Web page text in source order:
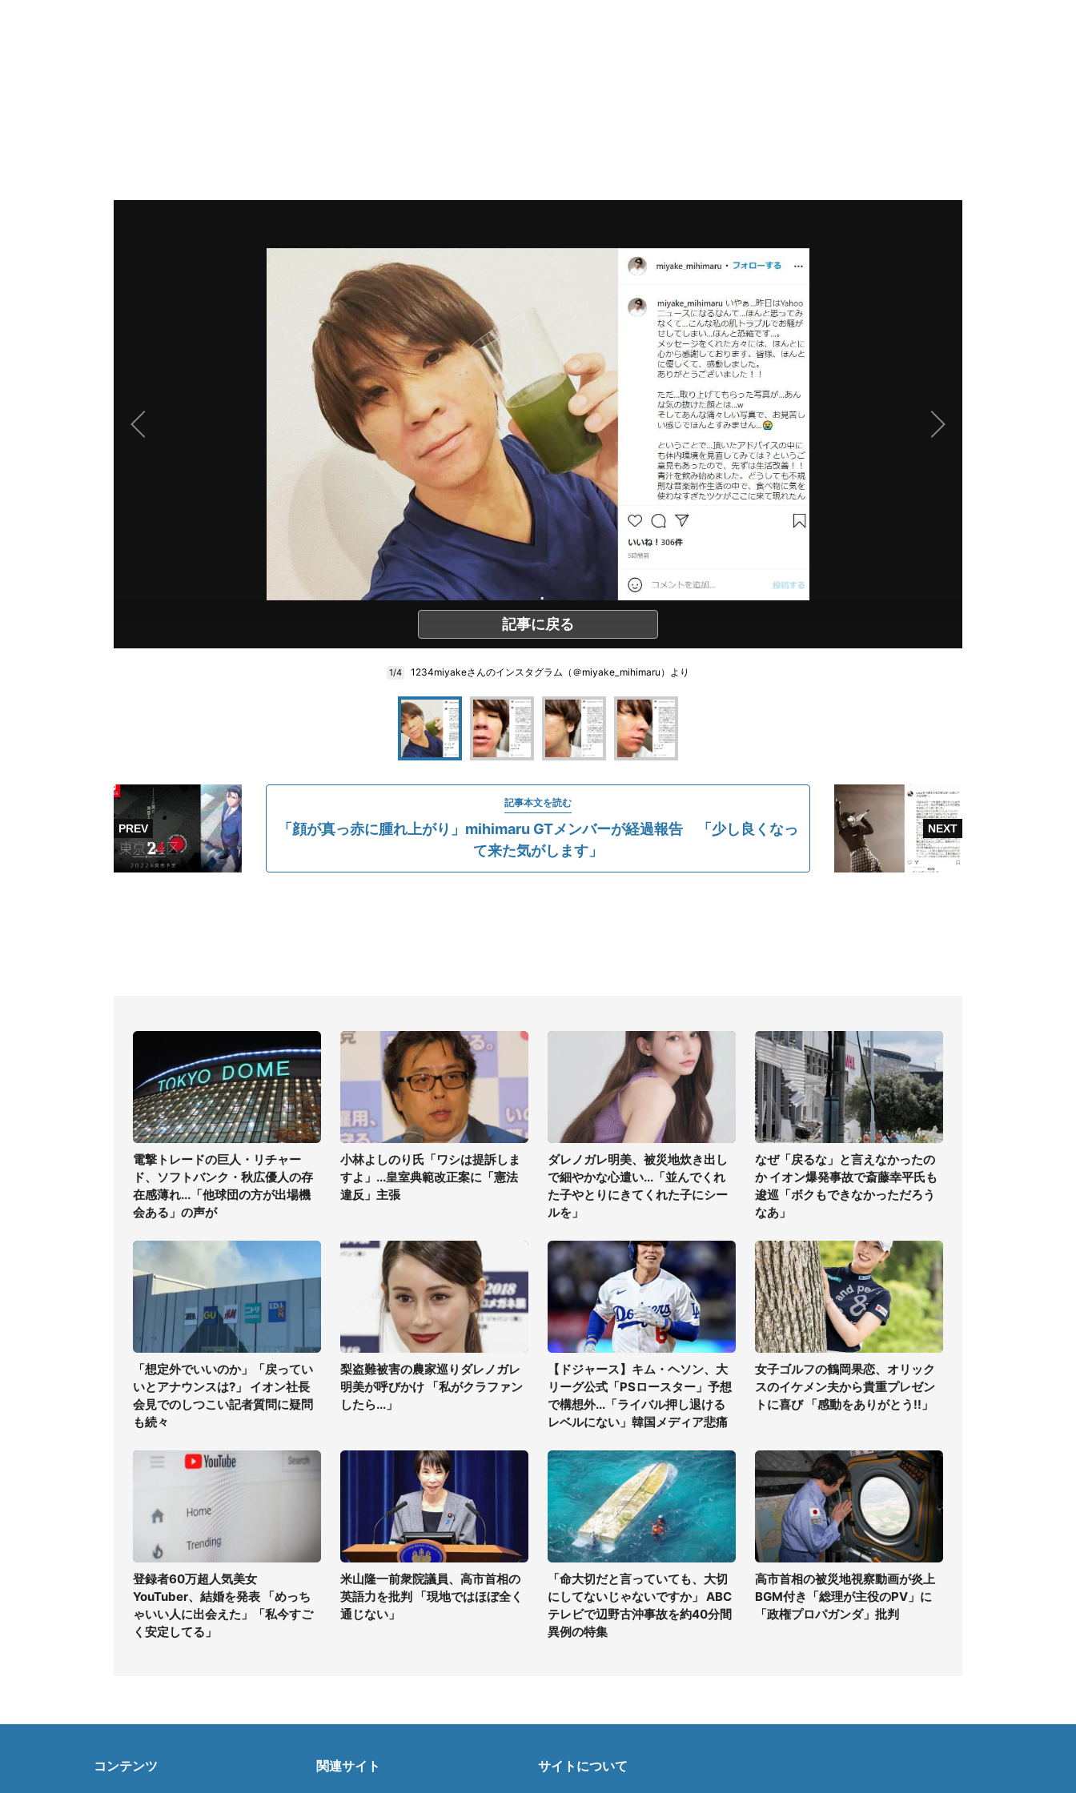
記事に戻る
1/4 1234miyakeさんのインスタグラム（＠miyake_mihimaru）より
記事本文を読む
「顔が真っ赤に腫れ上がり」mihimaru GTメンバーが経過報告 「少し良くなっ
て来た気がします」
電撃トレードの巨人・リチャー
ド、ソフトバンク・秋広優人の存
在感薄れ...「他球団の方が出場機
会ある」の声が
小林よしのり氏「ワシは提訴しま
すよ」...皇室典範改正案に「憲法
違反」主張
ダレノガレ明美、被災地炊き出し
で細やかな心遣い...「並んでくれ
た子やとりにきてくれた子にシー
ルを」
なぜ「戻るな」と言えなかったの
か イオン爆発事故で斎藤幸平氏も
逡巡「ボクもできなかっただろう
なあ」
「想定外でいいのか」「戻ってい
いとアナウンスは?」 イオン社長
会見でのしつこい記者質問に疑問
も続々
梨盗難被害の農家巡りダレノガレ
明美が呼びかけ 「私がクラファン
したら...」
【ドジャース】キム・ヘソン、大
リーグ公式「PSロースター」予想
で構想外...「ライバル押し退ける
レベルにない」韓国メディア悲痛
女子ゴルフの鶴岡果恋、オリック
スのイケメン夫から貴重プレゼン
トに喜び 「感動をありがとう!!」
登録者60万超人気美女
YouTuber、結婚を発表 「めっち
ゃいい人に出会えた」「私今すご
く安定してる」
米山隆一前衆院議員、高市首相の
英語力を批判 「現地ではほぼ全く
通じない」
「命大切だと言っていても、大切
にしてないじゃないですか」 ABC
テレビで辺野古沖事故を約40分間
異例の特集
高市首相の被災地視察動画が炎上
BGM付き「総理が主役のPV」に
「政権プロパガンダ」批判
コンテンツ 関連サイト サイトについて